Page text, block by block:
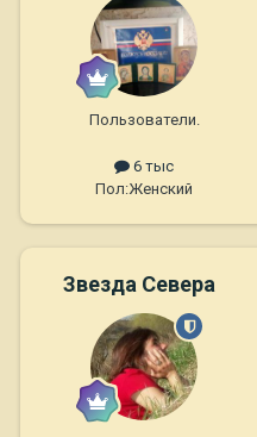
Пользователи.
6 тыс
Пол:Женский
Звезда Севера